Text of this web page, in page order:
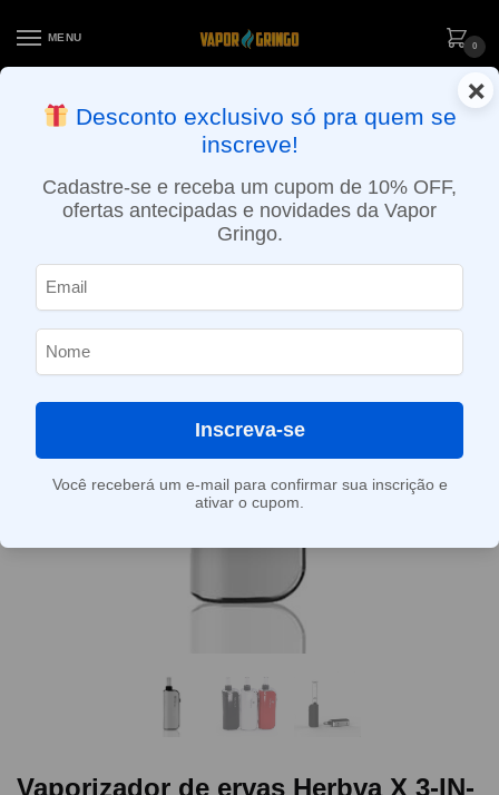
MENU
0
ENTREGA NO MESMO DIA EM SÃO PAULO (SEG A SEX): PEDIDOS
APROVADOS ATÉ 15:30 VIA MOTOBOY
Vaporizador de ervas Herbva X 3-IN-
×
Desconto exclusivo só pra quem se
inscreve!
Cadastre-se e receba um cupom de 10% OFF,
ofertas antecipadas e novidades da Vapor
Gringo.
Inscreva-se
Você receberá um e-mail para confirmar sua inscrição e
ativar o cupom.